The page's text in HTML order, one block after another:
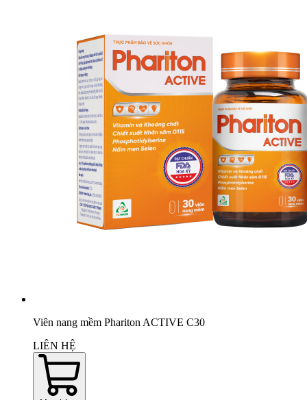
Viên nang mềm Phariton ACTIVE C30
LIÊN HỆ